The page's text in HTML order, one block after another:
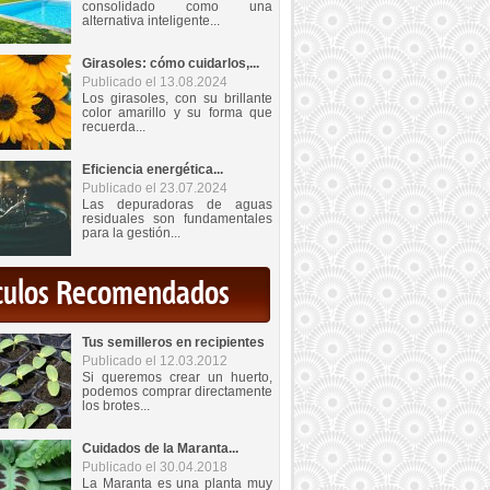
consolidado como una
alternativa inteligente...
Girasoles: cómo cuidarlos,...
Publicado el 13.08.2024
Los girasoles, con su brillante
color amarillo y su forma que
recuerda...
Eficiencia energética...
Publicado el 23.07.2024
Las depuradoras de aguas
residuales son fundamentales
para la gestión...
Recomendados
Tus semilleros en recipientes
Publicado el 12.03.2012
Si queremos crear un huerto,
podemos comprar directamente
los brotes...
Cuidados de la Maranta...
Publicado el 30.04.2018
La Maranta es una planta muy